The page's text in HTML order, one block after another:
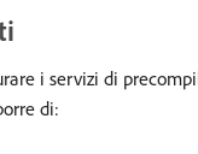
i servizi di
di: